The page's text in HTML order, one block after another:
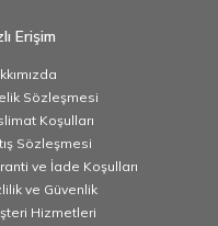
Erişim
Sözleşmesi
Koşulları
Sözleşmesi
ve İade Koşulları
ve Güvenlik
Hizmetleri